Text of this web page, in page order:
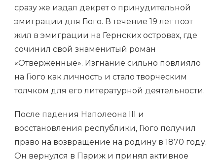
сразу же издал декрет о принудительной
эмиграции для Гюго. В течение 19 лет поэт
жил в эмиграции на Гернских островах, где
сочинил свой знаменитый роман
«Отверженные». Изгнание сильно повлияло
на Гюго как личность и стало творческим
толчком для его литературной деятельности.
После падения Наполеона III и
восстановления республики, Гюго получил
право на возвращение на родину в 1870 году.
Он вернулся в Париж и принял активное